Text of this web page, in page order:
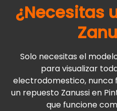
¿Necesitas
Solo necesitas el
para visualizar
electrodomestico,
un repuesto Zanussi en
que funcione